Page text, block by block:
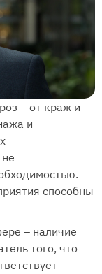
– от краж и
и
способны
– наличие
того, что